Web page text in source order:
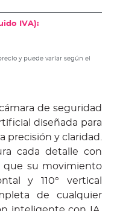
IVA):
y puede variar según el
de seguridad
diseñada para
y claridad.
cada detalle con
que su movimiento
y 110° vertical
de cualquier